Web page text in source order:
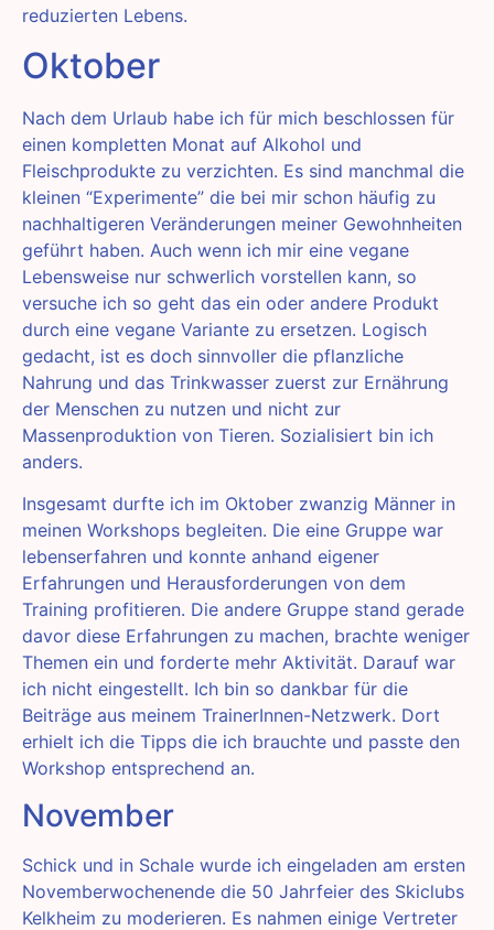
reduzierten Lebens.
Oktober
Nach dem Urlaub habe ich für mich beschlossen für
einen kompletten Monat auf Alkohol und
Fleischprodukte zu verzichten. Es sind manchmal die
kleinen “Experimente” die bei mir schon häufig zu
nachhaltigeren Veränderungen meiner Gewohnheiten
geführt haben. Auch wenn ich mir eine vegane
Lebensweise nur schwerlich vorstellen kann, so
versuche ich so geht das ein oder andere Produkt
durch eine vegane Variante zu ersetzen. Logisch
gedacht, ist es doch sinnvoller die pflanzliche
Nahrung und das Trinkwasser zuerst zur Ernährung
der Menschen zu nutzen und nicht zur
Massenproduktion von Tieren. Sozialisiert bin ich
anders.
Insgesamt durfte ich im Oktober zwanzig Männer in
meinen Workshops begleiten. Die eine Gruppe war
lebenserfahren und konnte anhand eigener
Erfahrungen und Herausforderungen von dem
Training profitieren. Die andere Gruppe stand gerade
davor diese Erfahrungen zu machen, brachte weniger
Themen ein und forderte mehr Aktivität. Darauf war
ich nicht eingestellt. Ich bin so dankbar für die
Beiträge aus meinem TrainerInnen-Netzwerk. Dort
erhielt ich die Tipps die ich brauchte und passte den
Workshop entsprechend an.
November
Schick und in Schale wurde ich eingeladen am ersten
Novemberwochenende die 50 Jahrfeier des Skiclubs
Kelkheim zu moderieren. Es nahmen einige Vertreter